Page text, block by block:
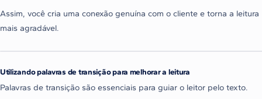
Assim, você cria uma conexão genuína com o cliente e torna a leitura
mais agradável.
Utilizando palavras de transição para melhorar a leitura
Palavras de transição são essenciais para guiar o leitor pelo texto.